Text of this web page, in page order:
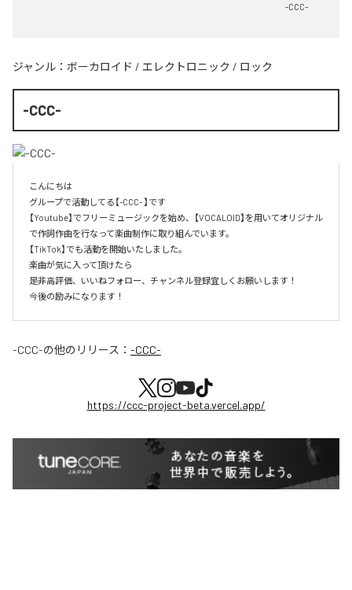
-CCC-
ジャンル： ボーカロイド / エレクトロニック / ロック
-CCC-
こんにちは
グループで活動してる【-CCC- 】です
【Youtube】でフリーミュージックを始め、【VOCALOID】を用いてオリジナル
で作詞作曲を行なって楽曲制作に取り組んでいます。
【TikTok】でも活動を開始いたしました。
楽曲が気に入って頂けたら
是非高評価、いいねフォロー、チャンネル登録宜しくお願いします！
今後の励みになります！
-CCC-の他のリリース： -CCC-
https://ccc-project-beta.vercel.app/